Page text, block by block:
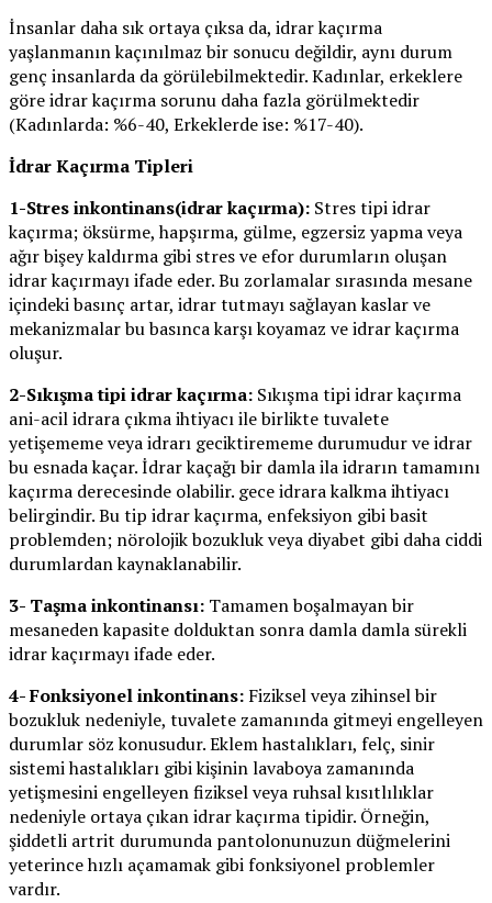
İnsanlar daha sık ortaya çıksa da, idrar kaçırma
yaşlanmanın kaçınılmaz bir sonucu değildir, aynı durum
genç insanlarda da görülebilmektedir. Kadınlar, erkeklere
göre idrar kaçırma sorunu daha fazla görülmektedir
(Kadınlarda: %6-40, Erkeklerde ise: %17-40).
İdrar Kaçırma Tipleri
1-Stres inkontinans(idrar kaçırma): Stres tipi idrar
kaçırma; öksürme, hapşırma, gülme, egzersiz yapma veya
ağır bişey kaldırma gibi stres ve efor durumların oluşan
idrar kaçırmayı ifade eder. Bu zorlamalar sırasında mesane
içindeki basınç artar, idrar tutmayı sağlayan kaslar ve
mekanizmalar bu basınca karşı koyamaz ve idrar kaçırma
oluşur.
2-Sıkışma tipi idrar kaçırma: Sıkışma tipi idrar kaçırma
ani-acil idrara çıkma ihtiyacı ile birlikte tuvalete
yetişememe veya idrarı geciktirememe durumudur ve idrar
bu esnada kaçar. İdrar kaçağı bir damla ila idrarın tamamını
kaçırma derecesinde olabilir. gece idrara kalkma ihtiyacı
belirgindir. Bu tip idrar kaçırma, enfeksiyon gibi basit
problemden; nörolojik bozukluk veya diyabet gibi daha ciddi
durumlardan kaynaklanabilir.
3- Taşma inkontinansı: Tamamen boşalmayan bir
mesaneden kapasite dolduktan sonra damla damla sürekli
idrar kaçırmayı ifade eder.
4- Fonksiyonel inkontinans: Fiziksel veya zihinsel bir
bozukluk nedeniyle, tuvalete zamanında gitmeyi engelleyen
durumlar söz konusudur. Eklem hastalıkları, felç, sinir
sistemi hastalıkları gibi kişinin lavaboya zamanında
yetişmesini engelleyen fiziksel veya ruhsal kısıtlılıklar
nedeniyle ortaya çıkan idrar kaçırma tipidir. Örneğin,
şiddetli artrit durumunda pantolonunuzun düğmelerini
yeterince hızlı açamamak gibi fonksiyonel problemler
vardır.